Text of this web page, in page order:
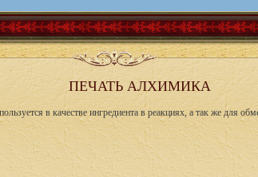
ПЕЧАТЬ АЛХИМИКА
в качестве ингредиента в реакциях, а так же для